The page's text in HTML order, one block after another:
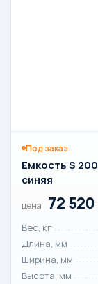
Под заказ
Емкость S
синяя
цена 72 520
Вес, кг
Длина, мм
Ширина, мм
Высота, мм